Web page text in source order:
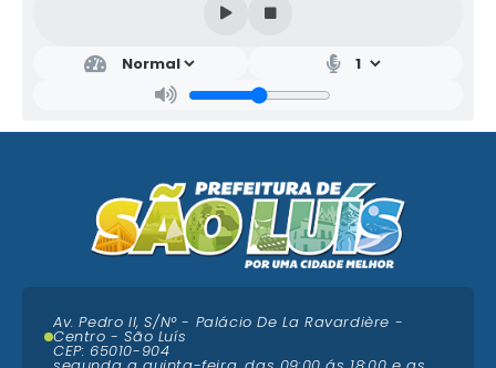
Av. Pedro II, S/N° - Palácio De La Ravardière -
Centro - São Luís
CEP: 65010-904